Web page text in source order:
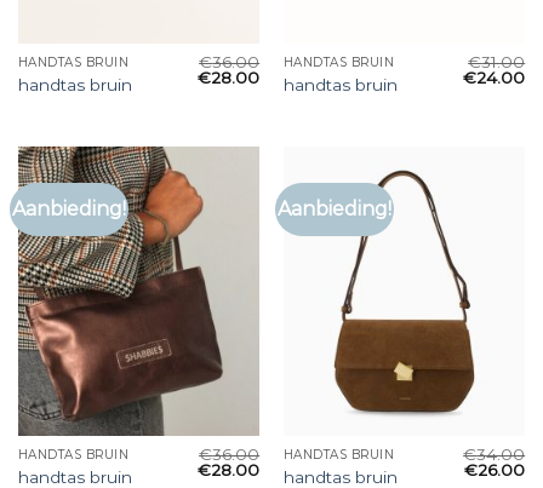
HANDTAS BRUIN
handtas bruin
€36.00
€28.00
HANDTAS BRUIN
handtas bruin
€31.00
€24.00
Aanbieding!
HANDTAS BRUIN
handtas bruin
€36.00
€28.00
Aanbieding!
HANDTAS BRUIN
handtas bruin
€34.00
€26.00